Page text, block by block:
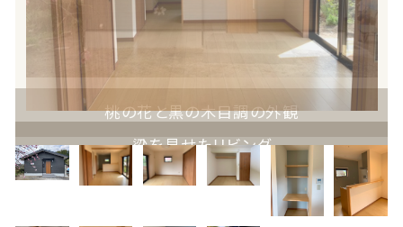
桃の花と黒の木目調の外観
梁を見せたリビング